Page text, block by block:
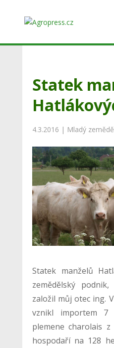
Statek
4.3.2016 | Mladý
Statek manželů
zemědělský
založil můj otec ing.
vznikl importem 7
plemene charolais
hospodaří na 128